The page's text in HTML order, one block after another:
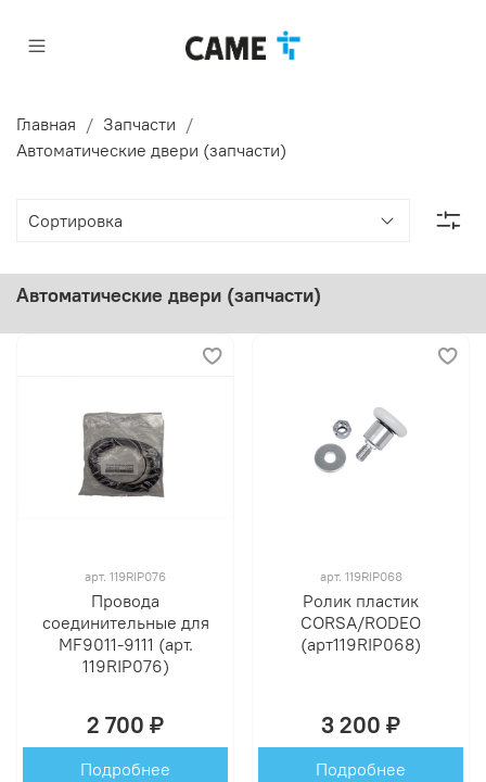
Главная
Запчасти
Автоматические двери (запчасти)
Автоматические двери (запчасти)
арт. 119RIP076
Провода
соединительные для
MF9011-9111 (арт.
119RIP076)
2 700 ₽
Подробнее
арт. 119RIP068
Ролик пластик
CORSA/RODEO
(арт119RIP068)
3 200 ₽
Подробнее